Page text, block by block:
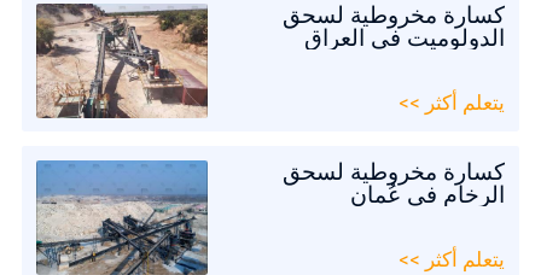
كسارة مخروطية لسحق
الدولوميت في العراق
يتعلم أكثر >>
كسارة مخروطية لسحق
الرخام في عُمان
يتعلم أكثر >>